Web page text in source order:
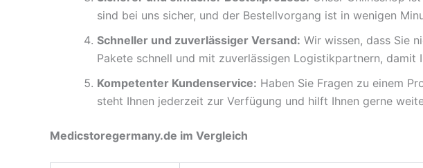
sind bei uns sicher, und der Bestellvorgang ist in wenigen
Schneller und zuverlässiger Versand: Wir wissen, dass Sie
Pakete schnell und mit zuverlässigen Logistikpartnern,
Kompetenter Kundenservice: Haben Sie Fragen zu einem
steht Ihnen jederzeit zur Verfügung und hilft Ihnen gerne
Medicstoregermany.de im Vergleich